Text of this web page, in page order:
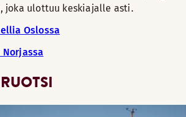
joka ulottuu keskiajalle asti.
Oslossa